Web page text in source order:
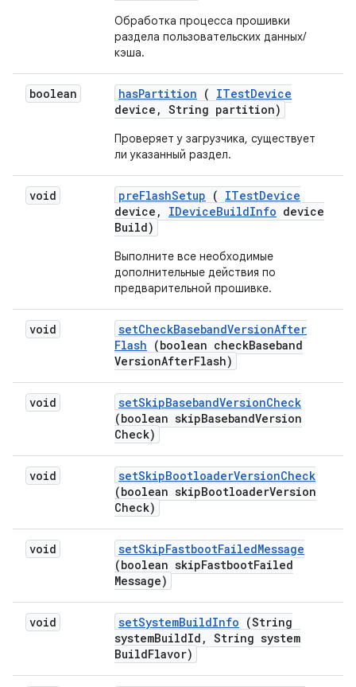
Обработка процесса прошивки
раздела пользовательских данных/
кэша.
boolean hasPartition ( ITestDevice
device , String partition)
Проверяет у загрузчика, существует
ли указанный раздел.
void preFlashSetup ( ITestDevice
device , IDeviceBuildInfo device
Build)
Выполните все необходимые
дополнительные действия по
предварительной прошивке.
void setCheckBasebandVersionAfter
Flash (boolean checkBaseband
VersionAfterFlash)
void setSkipBasebandVersionCheck
(boolean skipBasebandVersion
Check)
void setSkipBootloaderVersionCheck
(boolean skipBootloaderVersion
Check)
void setSkipFastbootFailedMessage
(boolean skipFastbootFailed
Message)
void setSystemBuildInfo (String
systemBuildId , String system
BuildFlavor)